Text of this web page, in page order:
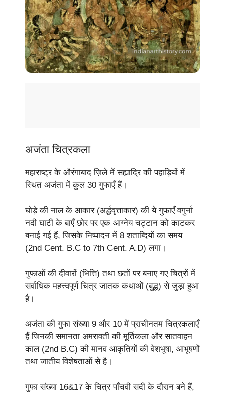
अजंता चित्रकला
महाराष्ट्र के औरंगाबाद ज़िले में सह्याद्रि की पहाड़ियों में
स्थित अजंता में कुल 30 गुफाएँ हैं।
घोड़े की नाल के आकार (अर्द्धवृत्ताकार) की ये गुफाएँ वगुर्ना
नदी घाटी के बाएँ छोर पर एक आग्नेय चट्टान को काटकर
बनाई गई हैं, जिसके निष्पादन में 8 शताब्दियों का समय
(2nd Cent. B.C to 7th Cent. A.D) लगा।
गुफाओं की दीवारों (भित्ति) तथा छतों पर बनाए गए चित्रों में
सर्वाधिक महत्त्वपूर्ण चित्र जातक कथाओं (बुद्ध) से जुड़ा हुआ
है।
अजंता की गुफा संख्या 9 और 10 में प्राचीनतम चित्रकलाएँ
हैं जिनकी समानता अमरावती की मूर्तिकला और सातवाहन
काल (2nd B.C) की मानव आकृतियों की वेशभूषा, आभूषणों
तथा जातीय विशेषताओं से है।
गुफा संख्या 16&17 के चित्र पाँचवी सदी के दौरान बने हैं,